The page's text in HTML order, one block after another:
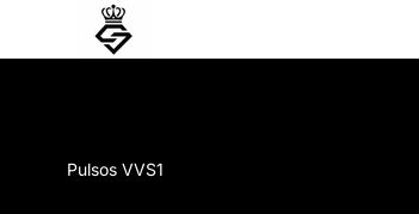
Pulsos VVS1